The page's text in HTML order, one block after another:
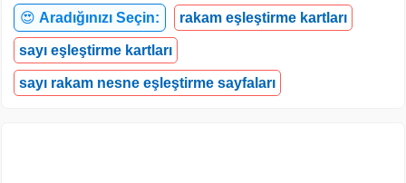
😍 Aradığınızı Seçin: rakam eşleştirme kartları
sayı eşleştirme kartları
sayı rakam nesne eşleştirme sayfaları